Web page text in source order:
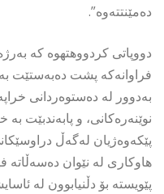
دەمێنتتەوە”.
دووپاتی كردووهتهوه كه
فراوانەکە پشت دەبەستێت
بەدوور لە دەستوەردانی
نوێنەرەکانی، و پابەندبێت بە
پێکەوەژیان لەگەڵ
هاوکاری لە نێوان دەسەڵاتە
پێویستە بۆ دڵنیابوون لە